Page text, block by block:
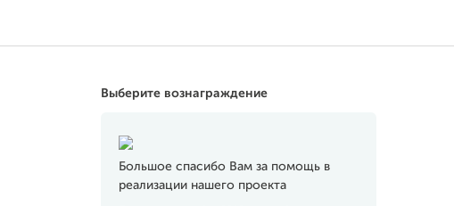
Выберите вознаграждение
Большое спасибо Вам за помощь в
реализации нашего проекта